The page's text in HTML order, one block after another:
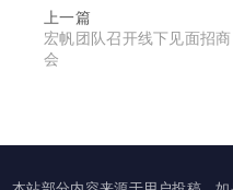
上一篇
宏帆团队召开线下见面招商
会